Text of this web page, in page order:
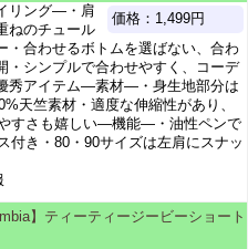
価格：1,499円
リング―・肩
ねのチュール
・合わせるボトムを選ばない、合わ
・シンプルで合わせやすく、コーデ
秀アイテム―素材―・身生地部分は
天竺素材・適度な伸縮性があり、
すさも嬉しい―機能―・油性ペンで
付き・80・90サイズは左肩にスナッ
】ティーティージービーショート